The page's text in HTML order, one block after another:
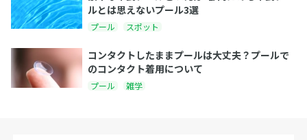
ルとは思えないプール3選
プール スポット
コンタクトしたままプールは大丈夫？プールで
のコンタクト着用について
プール 雑学